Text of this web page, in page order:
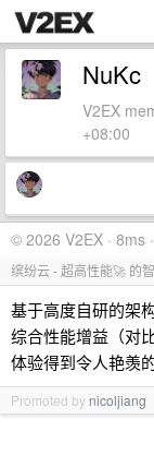
NuKc
V2EX
+08:00
© 2026 V2EX · 8ms
缤纷云 - 超高性能🚀 的
基于高度自研的架
综合性能增益（对
体验得到令人艳羡的
Promoted by nicoljiang